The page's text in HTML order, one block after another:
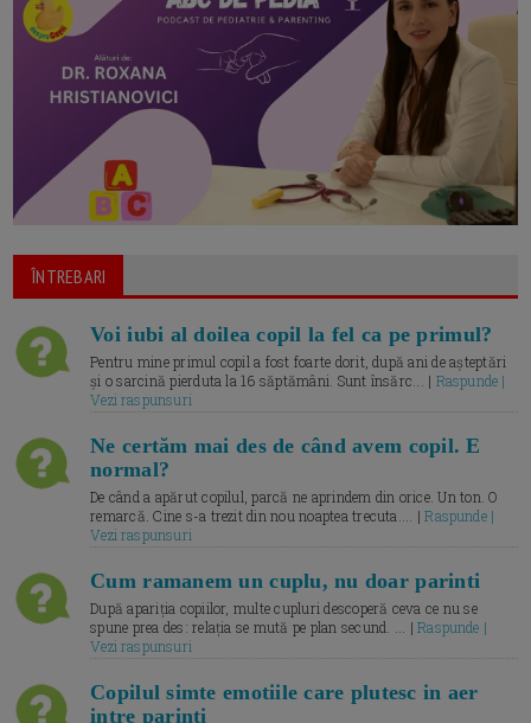
ÎNTREBARI
Voi iubi al doilea copil la fel ca pe primul?
Pentru mine primul copil a fost foarte dorit, după ani de așteptări
și o sarcină pierduta la 16 săptămâni. Sunt însărc... | Raspunde |
Vezi raspunsuri
Ne certăm mai des de când avem copil. E
normal?
De când a apărut copilul, parcă ne aprindem din orice. Un ton. O
remarcă. Cine s-a trezit din nou noaptea trecuta.... |Raspunde |
Vezi raspunsuri
Cum ramanem un cuplu, nu doar parinti
După apariția copiilor, multe cupluri descoperă ceva ce nu se
spune prea des: relația se mută pe plan secund. ... |Raspunde |
Vezi raspunsuri
Copilul simte emotiile care plutesc in aer
intre parinti